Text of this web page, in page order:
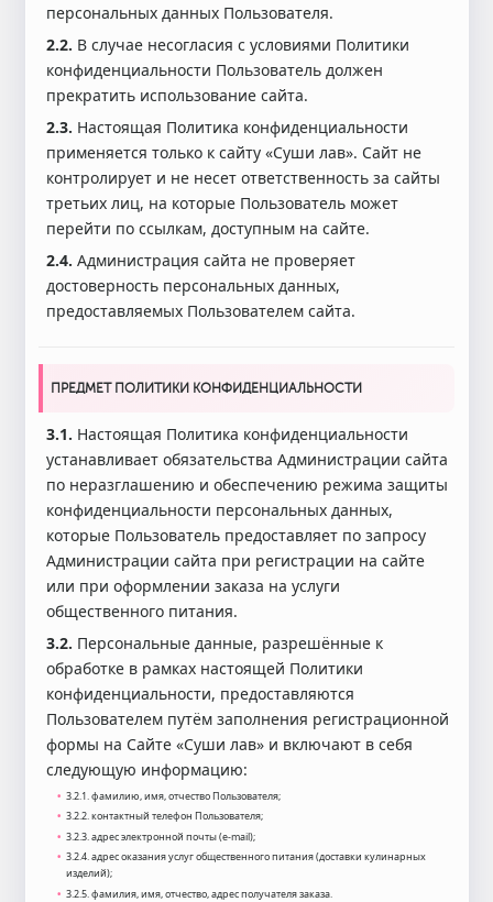
персональных данных Пользователя.
2.2. В случае несогласия с условиями Политики
конфиденциальности Пользователь должен
прекратить использование сайта.
2.3. Настоящая Политика конфиденциальности
применяется только к сайту «Суши лав». Сайт не
контролирует и не несет ответственность за сайты
третьих лиц, на которые Пользователь может
перейти по ссылкам, доступным на сайте.
2.4. Администрация сайта не проверяет
достоверность персональных данных,
предоставляемых Пользователем сайта.
ПРЕДМЕТ ПОЛИТИКИ КОНФИДЕНЦИАЛЬНОСТИ
3.1. Настоящая Политика конфиденциальности
устанавливает обязательства Администрации сайта
по неразглашению и обеспечению режима защиты
конфиденциальности персональных данных,
которые Пользователь предоставляет по запросу
Администрации сайта при регистрации на сайте
или при оформлении заказа на услуги
общественного питания.
3.2. Персональные данные, разрешённые к
обработке в рамках настоящей Политики
конфиденциальности, предоставляются
Пользователем путём заполнения регистрационной
формы на Сайте «Суши лав» и включают в себя
следующую информацию:
3.2.1. фамилию, имя, отчество Пользователя;
3.2.2. контактный телефон Пользователя;
3.2.3. адрес электронной почты (e-mail);
3.2.4. адрес оказания услуг общественного питания (доставки кулинарных
изделий);
3.2.5. фамилия, имя, отчество, адрес получателя заказа.